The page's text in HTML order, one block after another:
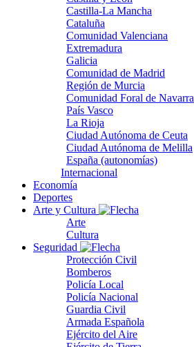
Castilla-La Mancha
Cataluña
Comunidad Valenciana
Extremadura
Galicia
Comunidad de Madrid
Región de Murcia
Comunidad Foral de Navarra
País Vasco
La Rioja
Ciudad Autónoma de Ceuta
Ciudad Autónoma de Melilla
España (autonomías)
Internacional
Economía
Deportes
Arte y Cultura
Arte
Cultura
Seguridad
Protección Civil
Bomberos
Policía Local
Policía Nacional
Guardia Civil
Armada Española
Ejército del Aire